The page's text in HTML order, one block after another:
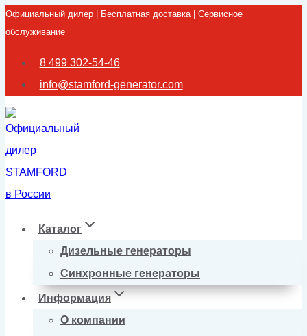
Перейти
к
содержимому
Официальный дилер | Бесплатная доставка | Сервисное
обслуживание
8 499 302-54-46
info@stamford-generator.com
Каталог
Дизельные генераторы
Синхронные генераторы
Информация
О компании